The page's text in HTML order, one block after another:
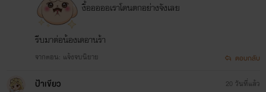
งื้อออออเราโดนตกอย่างจังเลย
รีบมาต่อน้องเดอานร้า
จากตอน: แจ้งจบนิยาย ตอบกลับ
ป้าเขียว 20 วันที่แล้ว